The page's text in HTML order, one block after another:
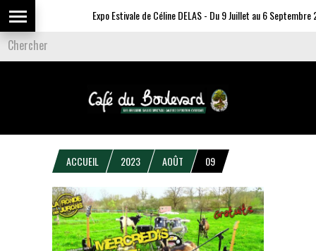
Expo Estivale de Céline DELAS - Du 9 Juillet au 6 Septembre
ACCUEIL 2023 AOÛT 09